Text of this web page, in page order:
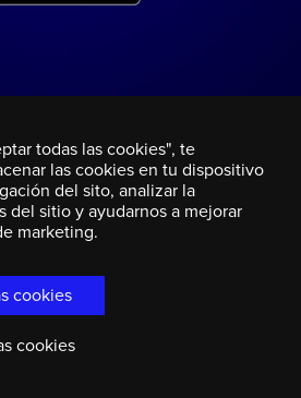
todas las cookies", te
las cookies en tu dispositivo
del sito, analizar la
del sitio y ayudarnos a mejorar
marketing.
cookies
cookies